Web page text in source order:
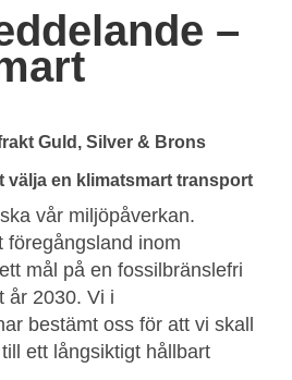
–
Guld, Silver & Brons
välja en klimatsmart transport
vår miljöpåverkan.
föregångsland inom
mål på en fossilbränslefri
år 2030. Vi i
bestämt oss för att vi skall
ett långsiktigt hållbart